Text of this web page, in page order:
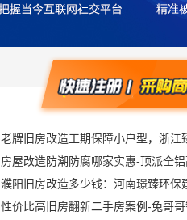
房屋改造防潮防腐哪家实惠-顶派全
性价比高旧房翻新二手房案例-兔哥